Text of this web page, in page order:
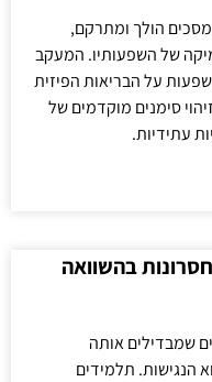
מסכים הולך ומתרקם,
של השפעותיו. המעקב
על הבריאות הפיזית
סימנים מוקדמים של
עתידיות.
בהשוואה
שמבדילים אותה
הנגישות. תלמידים